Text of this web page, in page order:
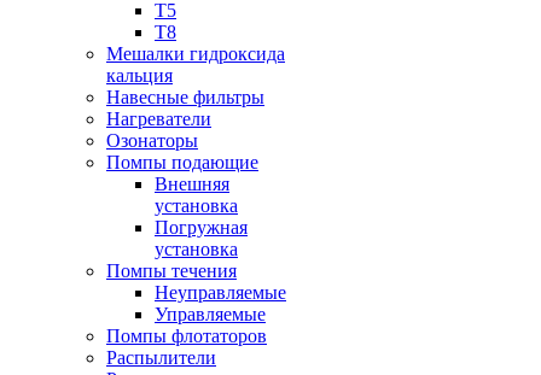
Т5
Т8
Мешалки гидроксида
кальция
Навесные фильтры
Нагреватели
Озонаторы
Помпы подающие
Внешняя
установка
Погружная
установка
Помпы течения
Неуправляемые
Управляемые
Помпы флотаторов
Распылители